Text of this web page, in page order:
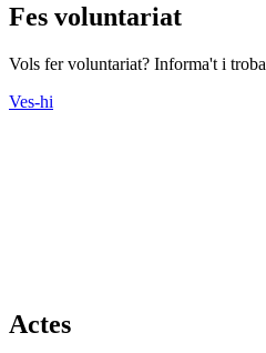
Fes voluntariat
Vols fer voluntariat? Informa't i
Ves-hi
Actes